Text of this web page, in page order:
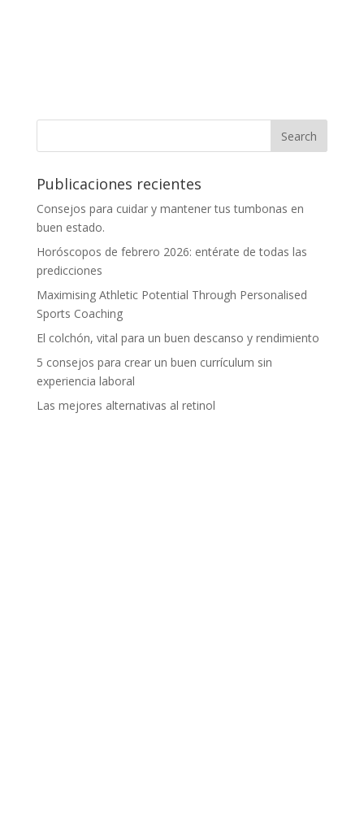
Publicaciones recientes
Consejos para cuidar y mantener tus tumbonas en
buen estado.
Horóscopos de febrero 2026: entérate de todas las
predicciones
Maximising Athletic Potential Through Personalised
Sports Coaching
El colchón, vital para un buen descanso y rendimiento
5 consejos para crear un buen currículum sin
experiencia laboral
Las mejores alternativas al retinol